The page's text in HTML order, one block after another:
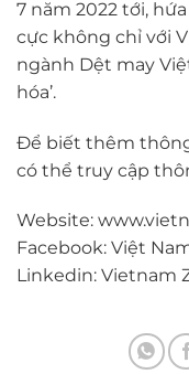
7 năm 2022 tới,
cực không chỉ với
ngành Dệt may
hóa’.
Để biết thêm
có thể truy cập
Website:
Facebook: Việt
Linkedin: Vietnam